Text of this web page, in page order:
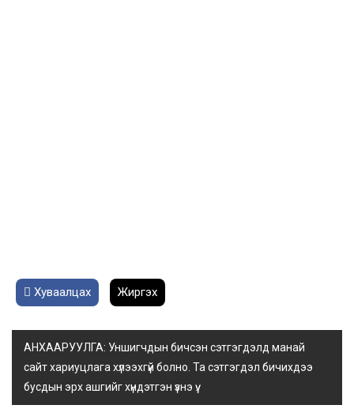
Хуваалцах Жиргэх
АНХААРУУЛГА: Уншигчдын бичсэн сэтгэгдэлд манай
сайт хариуцлага хүлээхгүй болно. Та сэтгэгдэл бичихдээ
бусдын эрх ашгийг хүндэтгэн үзнэ үү.